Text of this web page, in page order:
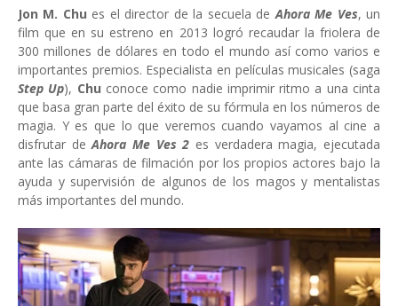
Jon M. Chu es el director de la secuela deAhora Me Ves, un
film que en su estreno en 2013 logró recaudar la friolera de
300 millones de dólares en todo el mundo así como varios e
importantes premios. Especialista en películas musicales (saga
Step Up), Chu conoce como nadie imprimir ritmo a una cinta
que basa gran parte del éxito de su fórmula en los números de
magia. Y es que lo que veremos cuando vayamos al cine a
disfrutar deAhora Me Ves 2 es verdadera magia, ejecutada
ante las cámaras de filmación por los propios actores bajo la
ayuda y supervisión de algunos de los magos y mentalistas
más importantes del mundo.